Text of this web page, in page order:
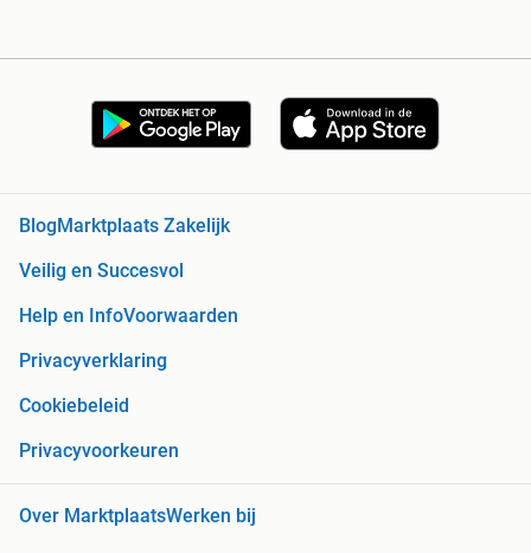
BlogMarktplaats Zakelijk
Veilig en Succesvol
Help en InfoVoorwaarden
Privacyverklaring
Cookiebeleid
Privacyvoorkeuren
Over MarktplaatsWerken bij